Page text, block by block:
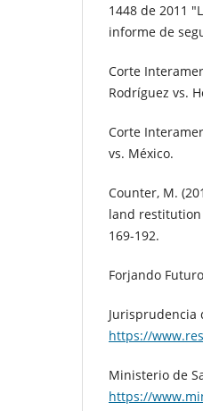
1448 de 2011
informe de
Corte
Rodríguez vs.
Corte
vs. México.
Counter, M.
land restitution
169-192.
Forjando
Jurisprudencia
https://
Ministerio de
https://